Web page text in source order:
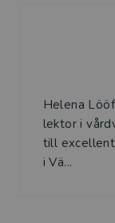
Helena
lektor i
till
i Vä...